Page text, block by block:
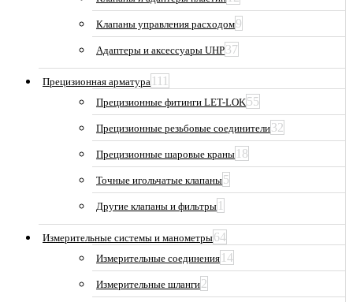
Клапаны управления расходом9
Адаптеры и аксессуары UHP37
Прецизионная арматура 111
Прецизионные фитинги LET-LOK55
Прецизионные резьбовые соединители32
Прецизионные шаровые краны 18
Точные игольчатые клапаны5
Другие клапаны и фильтры 1
Измерительные системы и манометры64
Измерительные соединения 14
Измерительные шланги2